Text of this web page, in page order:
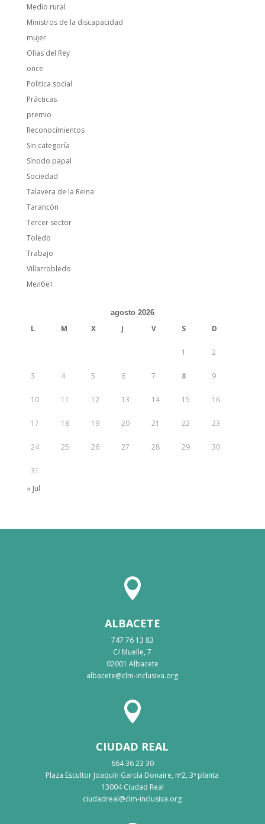
Medio rural
Ministros de la discapacidad
mujer
Olías del Rey
once
Politica social
Prácticas
premio
Reconocimientos
Sin categoría
Sínodo papal
Sociedad
Talavera de la Reina
Tarancón
Tercer sector
Toledo
Trabajo
Villarrobledo
Мелбет
agosto 2026
L M X J V S D
1 2
3 4 5 6 7 8 9
10 11 12 13 14 15 16
17 18 19 20 21 22 23
24 25 26 27 28 29 30
31
« Jul

ALBACETE
747 76 13 83
C/ Muelle, 7
02001 Albacete
albacete@clm-inclusiva.org

CIUDAD REAL
664 36 23 30
Plaza Escultor Joaquín García Donaire, nº2, 3ª planta
13004 Ciudad Real
ciudadreal@clm-inclusiva.org